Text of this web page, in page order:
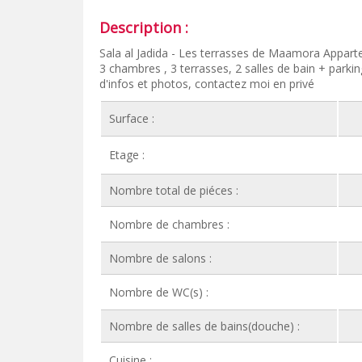
Description :
Sala al Jadida - Les terrasses de Maamora
3 chambres , 3 terrasses, 2 salles de bain +
d'infos et photos, contactez moi en privé
Surface :
Etage :
Nombre total de piéces :
Nombre de chambres :
Nombre de salons :
Nombre de WC(s) :
Nombre de salles de bains(douche) :